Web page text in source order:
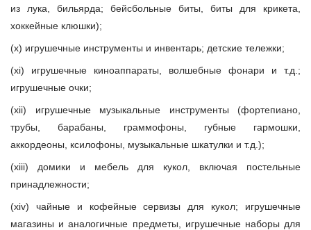
из лука, бильярда; бейсбольные биты, биты для крикета,
хоккейные клюшки);
(x) игрушечные инструменты и инвентарь; детские тележки;
(xi) игрушечные киноаппараты, волшебные фонари и т.д.;
игрушечные очки;
(xii) игрушечные музыкальные инструменты (фортепиано,
трубы, барабаны, граммофоны, губные гармошки,
аккордеоны, ксилофоны, музыкальные шкатулки и т.д.);
(xiii) домики и мебель для кукол, включая постельные
принадлежности;
(xiv) чайные и кофейные сервизы для кукол; игрушечные
магазины и аналогичные предметы, игрушечные наборы для